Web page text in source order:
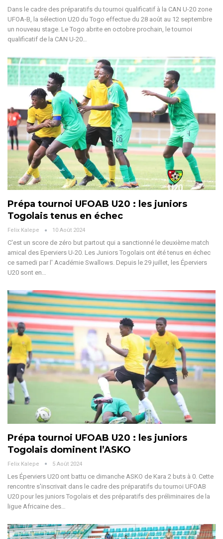
Dans le cadre des préparatifs du tournoi qualificatif à la CAN U-20 zone
UFOA-B, la sélection U20 du Togo effectue du 28 août au 12 septembre
un nouveau stage. Le Togo abrite en octobre prochain, le tournoi
qualificatif de la CAN U-20
Prépa tournoi UFOAB U20 : les juniors
Togolais tenus en échec
Felix Kalepe 10 Août 2024
C'est un score de zéro but partout qui a sanctionné le deuxième match
amical des Eperviers U-20. Les Juniors Togolais ont été tenus en échec
ce samedi par l' Académie Swallows. Depuis le 29 juillet, les Éperviers
U20 sont en…
Prépa tournoi UFOAB U20 : les juniors
Togolais dominent l’ASKO
Felix Kalepe 5 Août 2024
Les Éperviers U20 ont battu ce dimanche ASKO de Kara 2 buts à 0. Cette
rencontre s'inscrivait dans le cadre des préparatifs du tournoi UFOAB
U20 pour les juniors Togolais et des préparatifs des préliminaires de la
ligue Africaine des